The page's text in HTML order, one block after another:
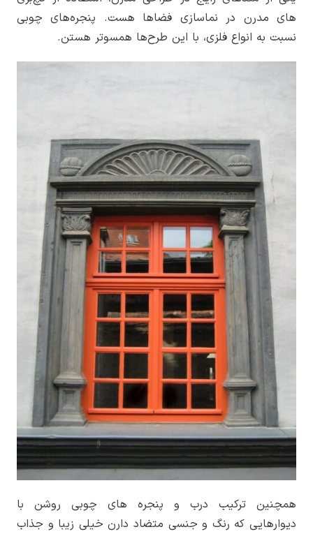
های مدرن در نماسازی فضاها هست. پنجره‌های چوبی
نسبت به انواع فلزی، با این طرح‌ها همسو‌تر هستن.
همچنین ترکیب درب و پنجره های چوبی روشن با
دیوارهایی که رنگ و جنسی متضاد دارن خیلی زیبا و جذاب